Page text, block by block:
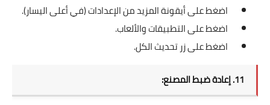
اضغط على أيقونة المزيد من الإعدادات (في أعلى اليسار).
اضغط على التطبيقات والألعاب.
اضغط على زر تحديث الكل.
11. إعادة ضبط المصنع: